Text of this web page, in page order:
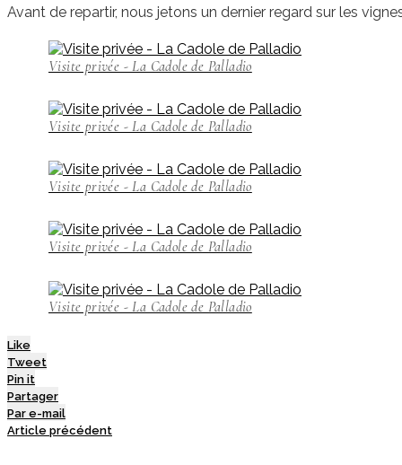
Avant de repartir, nous jetons un dernier regard sur les
Visite privée - La Cadole de Palladio
Visite privée - La Cadole de Palladio
Visite privée - La Cadole de Palladio
Visite privée - La Cadole de Palladio
Visite privée - La Cadole de Palladio
Like
Tweet
Pin it
Partager
Par e-mail
Article précédent